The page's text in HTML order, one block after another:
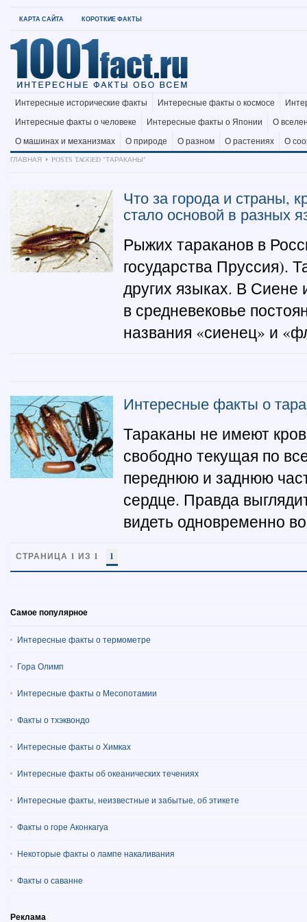
КАРТА САЙТА КОРОТКИЕ ФАКТЫ
Интересные исторические факты Интересные факты о космосе
Интересные факты о человеке
Интересные факты о Японии
О
О машинах и механизмах
О природе О разном О растениях
О
ГЛАВНАЯ
POSTS TAGGED "ТАРАКАНЫ"
Что за города и страны,
стало основой в разных
Рыжих тараканов в
государства Пруссия).
других языках. В Сиене
в средневековье
названия «сиенец» и
Интересные факты о
Тараканы не имеют
свободно текущая по
переднюю и заднюю
сердце. Правда
видеть одновременно
СТРАНИЦА 1 ИЗ 1 1
Самое популярное
Интересные факты о термометре
Гора Олимп
Интересные факты о Месопотамии
Факты о тхэквондо
Интересные факты о Химках
Интересные факты об океанических течениях
Интересные факты, неизвестные и забытые, об этикете
Факты о горе Аконкагуа
Некоторые факты о лампе накаливания
Факты о саванне
Реклама